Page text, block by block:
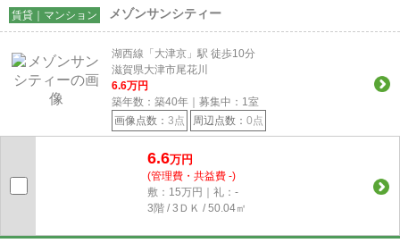
賃貸｜マンション メゾンサンシティー
湖西線「大津京」駅 徒歩10分
滋賀県大津市尾花川
6.6万円
築年数：築40年｜募集中： 1室
画像点数： 3点 周辺点数： 0点
6.6万円
(管理費・共益費 -)
敷：15万円｜礼：-
3階 / 3ＤＫ / 50.04㎡